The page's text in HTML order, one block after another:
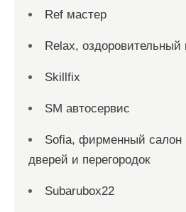
Ref мастер
Relax, оздоровительный
Skillfix
SM автосервис
Sofia, фирменный салон
дверей и перегородок
Subarubox22